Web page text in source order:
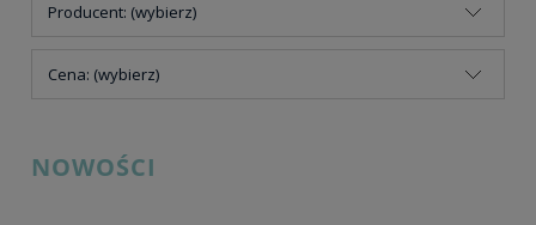
Producent: (wybierz)
Cena: (wybierz)
NOWOŚCI